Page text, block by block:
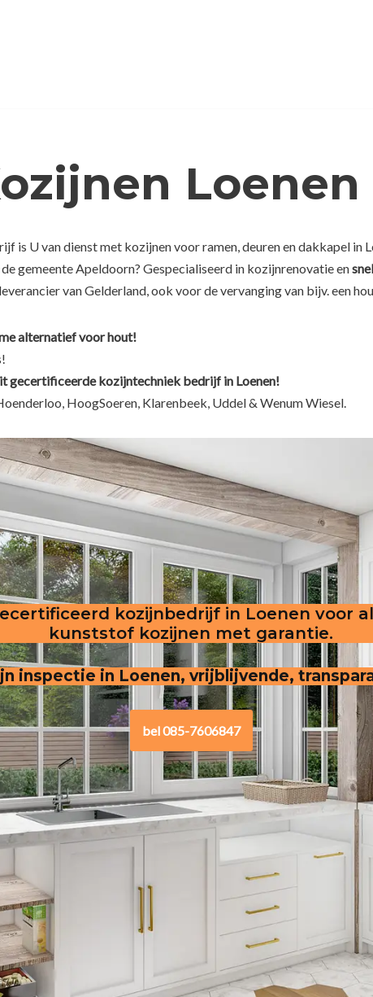
Loenen
is U van dienst met kozijnen voor ramen, deuren en dakkapel in
gemeente Apeldoorn? Gespecialiseerd in kozijnrenovatie en
van Gelderland, ook voor de vervanging van bijv. een
alternatief voor hout!
gecertificeerde kozijntechniek bedrijf in Loenen!
HoogSoeren, Klarenbeek, Uddel & Wenum Wiesel.
kozijnbedrijf in Loenen voor
kunststof kozijnen met garantie.
inspectie in Loenen, vrijblijvende,
bel 085-7606847